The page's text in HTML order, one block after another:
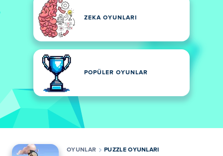
ZEKA OYUNLARI
POPÜLER OYUNLAR
OYUNLAR PUZZLE OYUNLARI